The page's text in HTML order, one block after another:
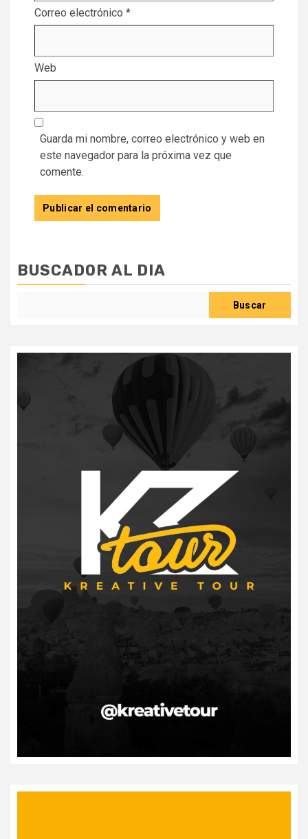
Correo electrónico *
Web
Guarda mi nombre, correo electrónico y web en
este navegador para la próxima vez que
comente.
BUSCADOR AL DIA
Buscar